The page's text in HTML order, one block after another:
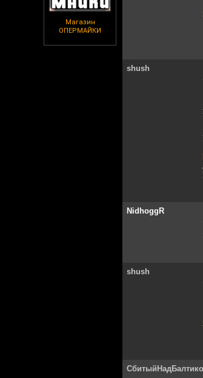
Магазин
ОПЕРМАЙКИ
shush
NidhoggR
shush